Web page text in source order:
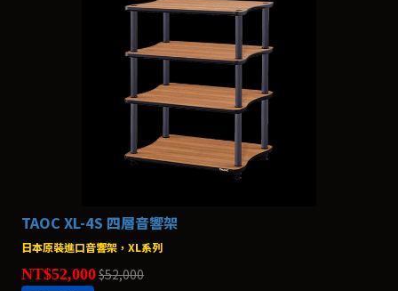
TAOC XL-4S 四層音響架
日本原裝進口音響架，XL系列
NT$52,000$52,000